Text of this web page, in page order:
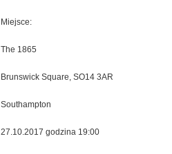
Miejsce:
The 1865
Brunswick Square, SO14 3AR
Southampton
27.10.2017 godzina 19:00